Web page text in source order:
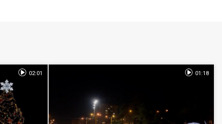
02:01 01:18